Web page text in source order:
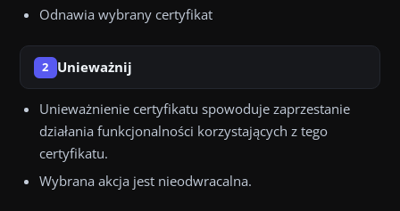
Odnawia wybrany certyfikat
2 Unieważnij
Unieważnienie certyfikatu spowoduje zaprzestanie
działania funkcjonalności korzystających z tego
certyfikatu.
Wybrana akcja jest nieodwracalna.